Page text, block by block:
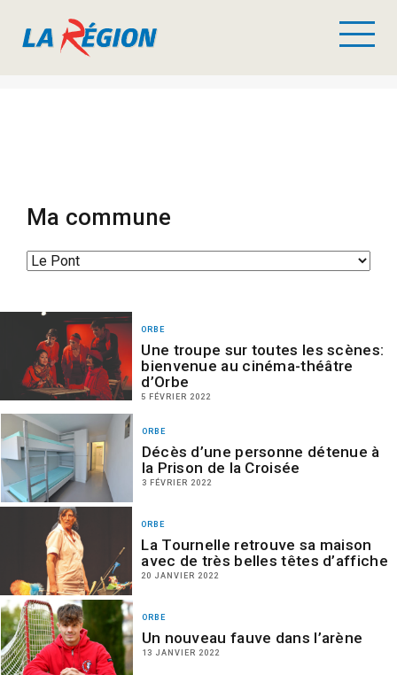
Ma commune
ORBE
Une troupe sur toutes les scènes:
bienvenue au cinéma-théâtre
d’Orbe
5 FÉVRIER 2022
ORBE
Décès d’une personne détenue à
la Prison de la Croisée
3 FÉVRIER 2022
ORBE
La Tournelle retrouve sa maison
avec de très belles têtes d’affiche
20 JANVIER 2022
ORBE
Un nouveau fauve dans l’arène
13 JANVIER 2022